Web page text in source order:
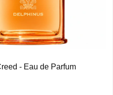
- Eau de Parfum